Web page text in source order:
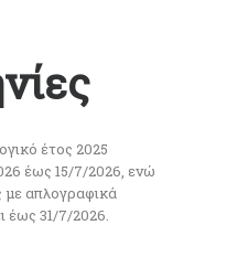
έτος 2025
έως 15/7/2026, ενώ
με απλογραφικά
έως 31/7/2026.